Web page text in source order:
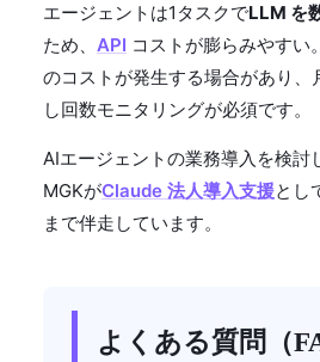
エージェントは1タスクでLLM を
ため、 API コストが膨らみやすい
のコストが発生する場合があり、
し回数モニタリングが必須です。
AIエージェントの業務導入を検討
MGKがClaude 法人導入支援とし
まで伴走しています。
よくある質問（